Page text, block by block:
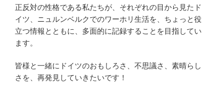
正反対の性格である私たちが、それぞれの目から見たド
イツ、ニュルンベルクでのワーホリ生活を、ちょっと役
立つ情報とともに、多面的に記録することを目指してい
ます。
皆様と一緒にドイツのおもしろさ、不思議さ、素晴らし
さを、再発見していきたいです！